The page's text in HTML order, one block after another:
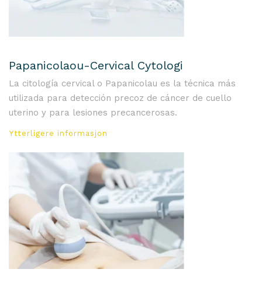
Papanicolaou-Cervical Cytologi
La citología cervical o Papanicolau es la técnica más
utilizada para detección precoz de cáncer de cuello
uterino y para lesiones precancerosas.
Ytterligere informasjon